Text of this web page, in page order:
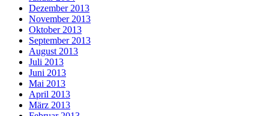
Dezember 2013
November 2013
Oktober 2013
September 2013
August 2013
Juli 2013
Juni 2013
Mai 2013
April 2013
März 2013